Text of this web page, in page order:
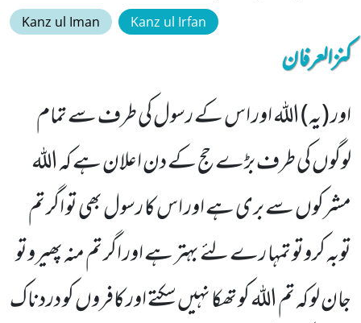
Kanz ul Iman Kanz ul Irfan
کنزالعرفان
اور (یہ) اللہ اور اس کے رسول کی طرف سے تمام
لوگوں کی طرف بڑے حج کے دن اعلان ہے کہ اللہ
مشرکوں سے بری ہے اور اس کا رسول بھی تو اگر تم
توبہ کروتو تمہا رے لئے بہتر ہے اور اگر تم منہ پھیروتو
جان لو کہ تم اللہ کو تھکا نہیں سکتے اور کافروں کو دردناک